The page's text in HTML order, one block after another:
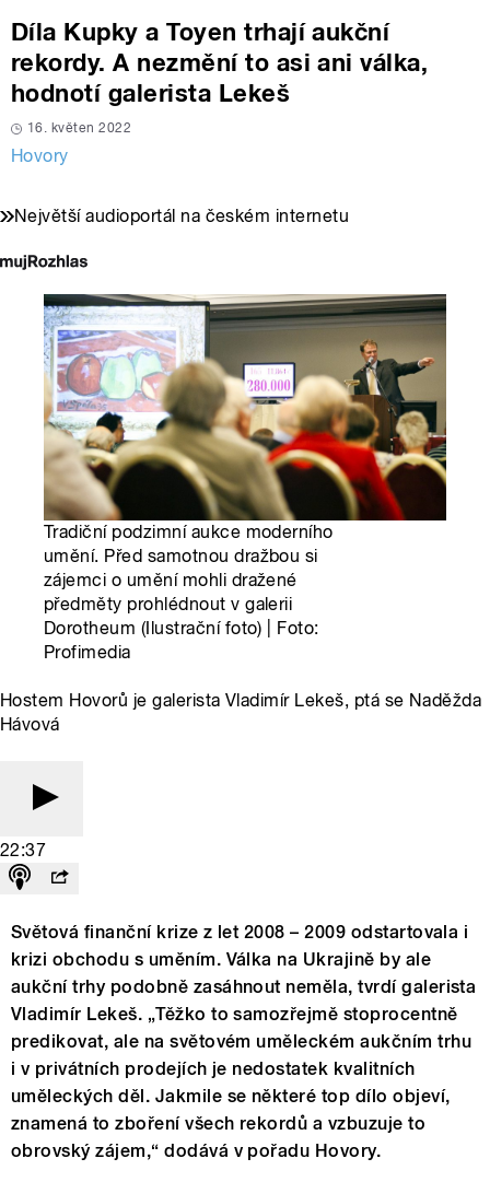
Díla Kupky a Toyen trhají aukční
rekordy. A nezmění to asi ani válka,
hodnotí galerista Lekeš
16. květen 2022
Hovory
Největší audioportál na českém internetu
Tradiční podzimní aukce moderního
umění. Před samotnou dražbou si
zájemci o umění mohli dražené
předměty prohlédnout v galerii
Dorotheum (Ilustrační foto) | Foto:
Profimedia
Hostem Hovorů je galerista Vladimír Lekeš, ptá se Naděžda
Hávová
22:37
Světová finanční krize z let 2008 – 2009 odstartovala i
krizi obchodu s uměním. Válka na Ukrajině by ale
aukční trhy podobně zasáhnout neměla, tvrdí galerista
Vladimír Lekeš. „Těžko to samozřejmě stoprocentně
predikovat, ale na světovém uměleckém aukčním trhu
i v privátních prodejích je nedostatek kvalitních
uměleckých děl. Jakmile se některé top dílo objeví,
znamená to zboření všech rekordů a vzbuzuje to
obrovský zájem,“ dodává v pořadu Hovory.